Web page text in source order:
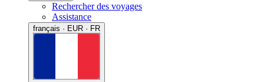
Rechercher des voyages
Assistance
français · EUR · FR